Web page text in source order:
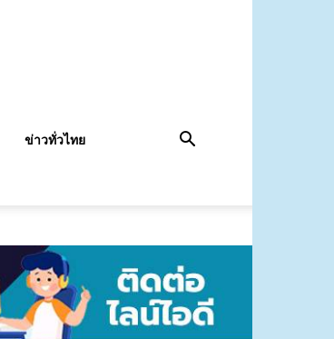
ข่าวทั่วไทย